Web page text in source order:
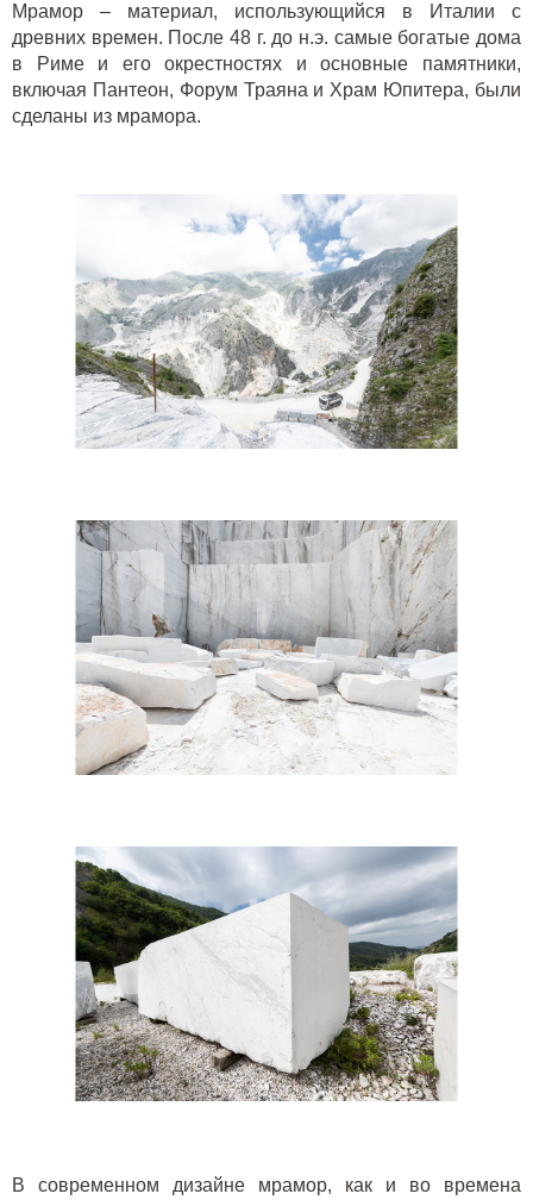
Мрамор – материал, использующийся в Италии с
древних времен. После 48 г. до н.э. самые богатые дома
в Риме и его окрестностях и основные памятники,
включая Пантеон, Форум Траяна и Храм Юпитера, были
сделаны из мрамора.
В современном дизайне мрамор, как и во времена